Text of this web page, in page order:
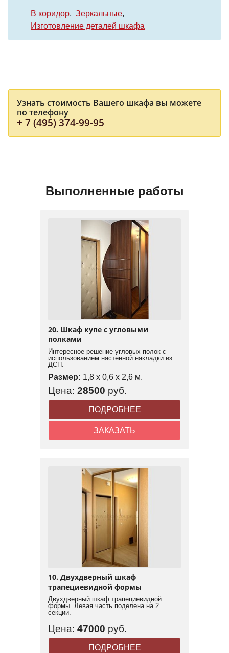
В коридор
Зеркальные
Изготовление деталей шкафа
Узнать стоимость Вашего шкафа вы можете
по телефону
+ 7 (495) 374-99-95
Выполненные работы
20. Шкаф купе с угловыми
полками
Интересное решение угловых полок с
использованием настенной накладки из
ДСП.
Размер: 1,8 x 0,6 x 2,6 м.
Цена: 28500 руб.
ПОДРОБНЕЕ
ЗАКАЗАТЬ
10. Двухдверный шкаф
трапециевидной формы
Двухдверный шкаф трапециевидной
формы. Левая часть поделена на 2
секции.
Цена: 47000 руб.
ПОДРОБНЕЕ